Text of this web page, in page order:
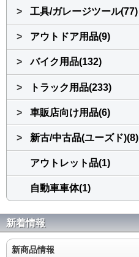
> 工具/ガレージツール(77)
> アウトドア用品(9)
> バイク用品(132)
> トラック用品(233)
> 車販店向け用品(6)
> 新古/中古品(ユーズド)(8)
アウトレット品(1)
自動車車体(1)
新着情報
新商品情報